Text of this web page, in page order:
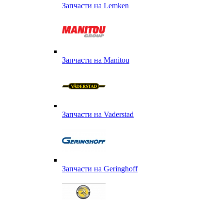
Запчасти на Lemken
Запчасти на Manitou
Запчасти на Vaderstad
Запчасти на Geringhoff